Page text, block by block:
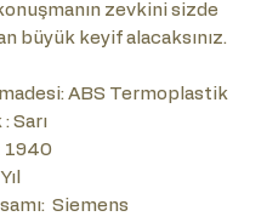
zevkini sizde
büyük keyif alacaksınız.
ABS Termoplastik
Sarı
: 1940
Siemens